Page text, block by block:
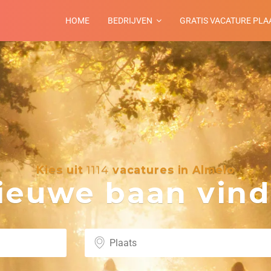
HOME BEDRIJVEN GRATIS VACATURE
Kies uit1114vacatures in Almelo
baan